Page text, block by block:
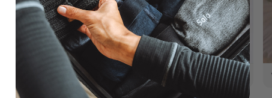
Confira os detalhes